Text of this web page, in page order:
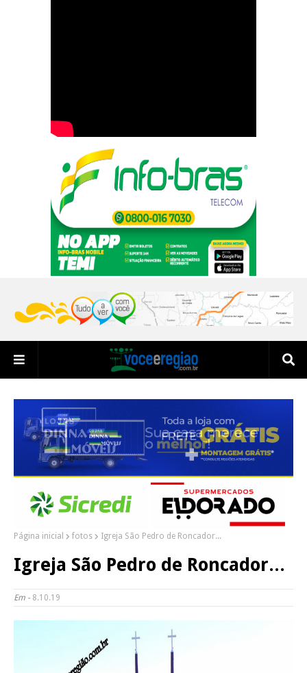
Página inicial fotos Igreja São Pedro de Roncador...
Igreja São Pedro de Roncador...
Em - 8.10.19